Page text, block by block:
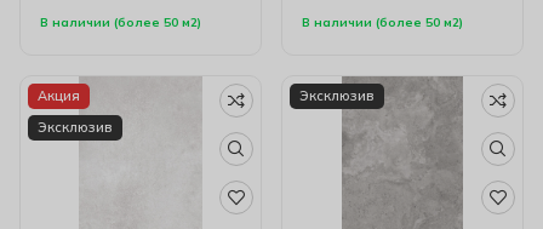
В наличии (более 50 м2) В наличии (более 50 м2)
Акция
Эксклюзив
Эксклюзив